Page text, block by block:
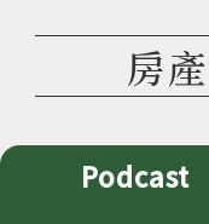
房
Podcast